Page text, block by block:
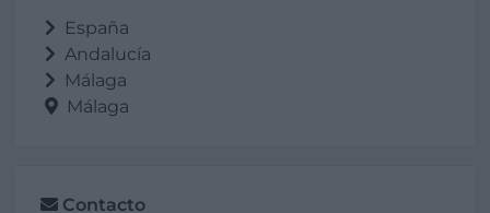
España
Andalucía
Málaga
Málaga
Contacto